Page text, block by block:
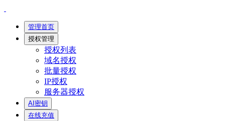
管理首页
授权管理
授权列表
域名授权
批量授权
IP授权
服务器授权
AI密钥
在线充值